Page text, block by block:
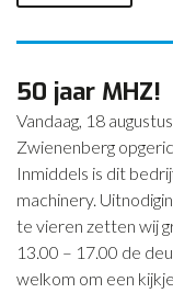
50 jaar MHZ!
Vandaag, 18
Zwienenberg
Inmiddels is dit
machinery.
te vieren zetten wij
13.00 – 17.00 de
welkom om een